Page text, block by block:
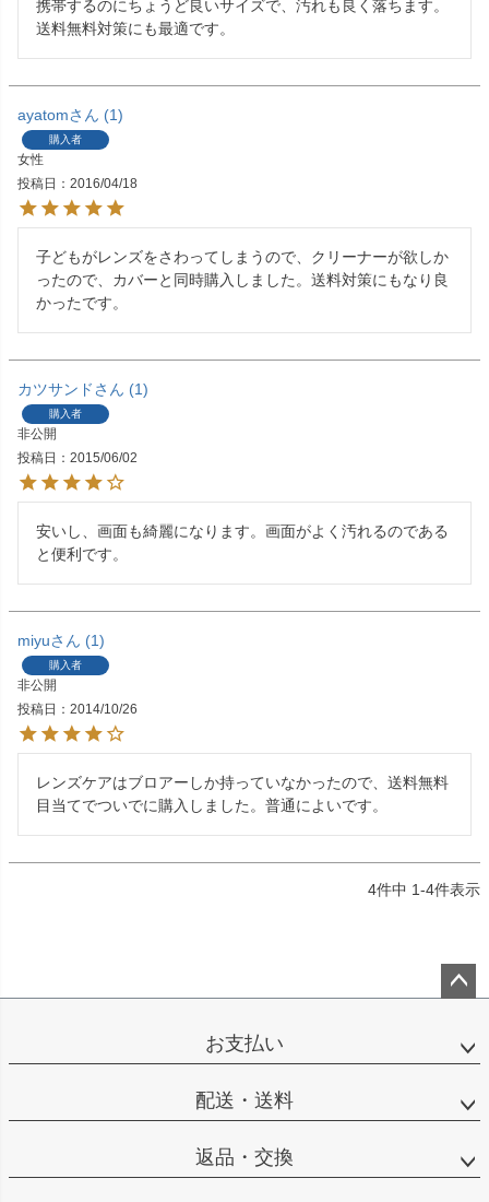
携帯するのにちょうど良いサイズで、汚れも良く落ちます。
送料無料対策にも最適です。
ayatom 1
購入者
女性
投稿日
2016/04/18
子どもがレンズをさわってしまうので、クリーナーが欲しか
ったので、カバーと同時購入しました。送料対策にもなり良
かったです。
カツサンド 1
購入者
非公開
投稿日
2015/06/02
安いし、画面も綺麗になります。画面がよく汚れるのである
と便利です。
miyu 1
購入者
非公開
投稿日
2014/10/26
レンズケアはブロアーしか持っていなかったので、送料無料
目当てでついでに購入しました。普通によいです。
4件中 1-4件表示
ップ
お支払い
配送・送料
返品・交換